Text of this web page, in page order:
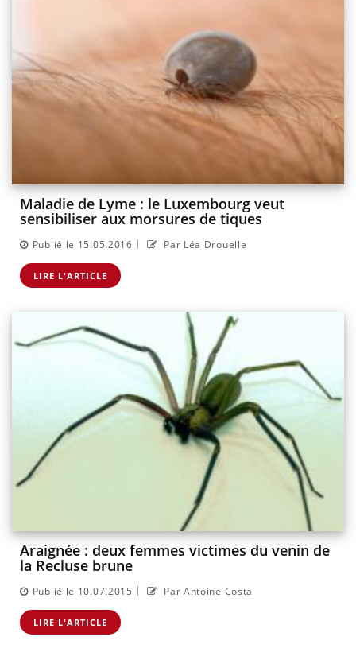
Maladie de Lyme : le Luxembourg veut
sensibiliser aux morsures de tiques
Publié le 15.05.2016 | Par Léa Drouelle
LIRE L'ARTICLE
Araignée : deux femmes victimes du venin de
la Recluse brune
Publié le 10.07.2015 | Par Antoine Costa
LIRE L'ARTICLE